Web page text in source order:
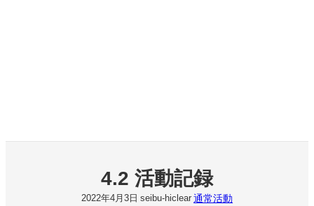
4.2 活動記録
2022年4月3日 seibu-hiclear 通常活動